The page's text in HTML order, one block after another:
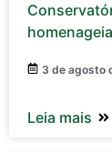
3 de agosto
Leia mais